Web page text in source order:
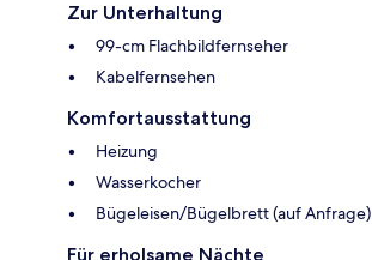
Zur Unterhaltung
99-cm Flachbildfernseher
Kabelfernsehen
Komfortausstattung
Heizung
Wasserkocher
Bügeleisen/Bügelbrett (auf Anfrage)
Für erholsame Nächte